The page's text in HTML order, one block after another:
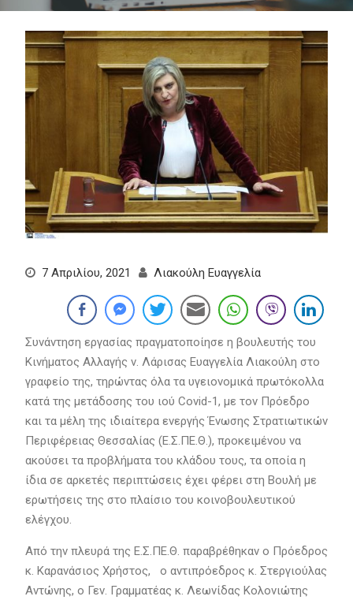
7 Απριλίου, 2021 Λιακούλη Ευαγγελία
Συνάντηση εργασίας πραγματοποίησε η βουλευτής του
Κινήματος Αλλαγής ν. Λάρισας Ευαγγελία Λιακούλη στο
γραφείο της, τηρώντας όλα τα υγειονομικά πρωτόκολλα
κατά της μετάδοσης του ιού Covid-1, με τον Πρόεδρο
και τα μέλη της ιδιαίτερα ενεργής Ένωσης Στρατιωτικών
Περιφέρειας Θεσσαλίας (Ε.Σ.ΠΕ.Θ.), προκειμένου να
ακούσει τα προβλήματα του κλάδου τους, τα οποία η
ίδια σε αρκετές περιπτώσεις έχει φέρει στη Βουλή με
ερωτήσεις της στο πλαίσιο του κοινοβουλευτικού
ελέγχου.
Από την πλευρά της Ε.Σ.ΠΕ.Θ. παραβρέθηκαν ο Πρόεδρος
κ. Καρανάσιος Χρήστος, ο αντιπρόεδρος κ. Στεργιούλας
Αντώνης, ο Γεν. Γραμματέας κ. Λεωνίδας Κολονιώτης